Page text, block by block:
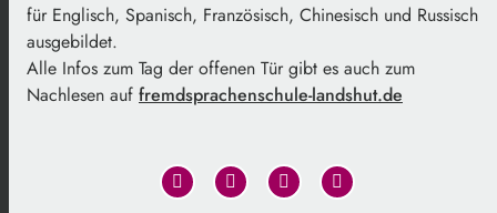
für Englisch, Spanisch, Französisch, Chinesisch und Russisch
ausgebildet.
Alle Infos zum Tag der offenen Tür gibt es auch zum
Nachlesen auf fremdsprachenschule-landshut.de